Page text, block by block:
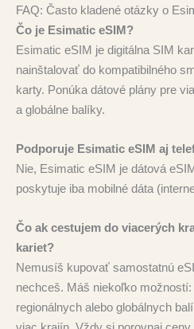
FAQ: Často kladené otázky o
Čo je Esimatic eSIM?
Esimatic eSIM je digitálna SIM
nainštalovať do kompatibilného
karty. Ponúka dátové plány pre
a globálne balíky.
Podporuje Esimatic eSIM aj
Nie, Esimatic eSIM je dátová
poskytuje iba mobilné dáta
Čo ak cestujem do viacerých
kariet?
Nemusíš kupovať samostatnú
nechceš. Máš niekoľko
regionálnych alebo globálnych